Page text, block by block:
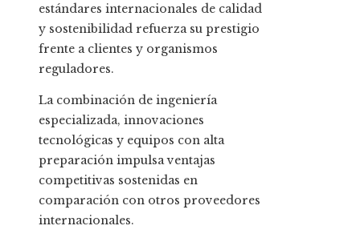
estándares internacionales de calidad
y sostenibilidad refuerza su prestigio
frente a clientes y organismos
reguladores.
La combinación de ingeniería
especializada, innovaciones
tecnológicas y equipos con alta
preparación impulsa ventajas
competitivas sostenidas en
comparación con otros proveedores
internacionales.